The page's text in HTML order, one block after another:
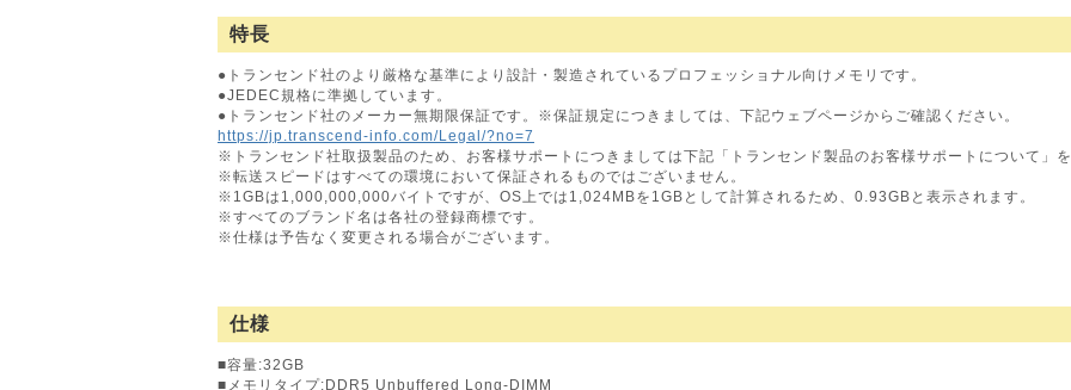
特長
●トランセンド社のより厳格な基準により設計・製造されているプロフェッショナル向けメモリです。
●JEDEC規格に準拠しています。
●トランセンド社のメーカー無期限保証です。※保証規定につきましては、下記ウェブページからご確認ください。
https://jp.transcend-info.com/Legal/?no=7
※トランセンド社取扱製品のため、お客様サポートにつきましては下記「トランセンド製品のお客様サポートについて」を
※転送スピードはすべての環境において保証されるものではございません。
※1GBは1,000,000,000バイトですが、OS上では1,024MBを1GBとして計算されるため、0.93GBと表示されます。
※すべてのブランド名は各社の登録商標です。
※仕様は予告なく変更される場合がございます。
仕様
■容量:32GB
■メモリタイプ:DDR5 Unbuffered Long-DIMM